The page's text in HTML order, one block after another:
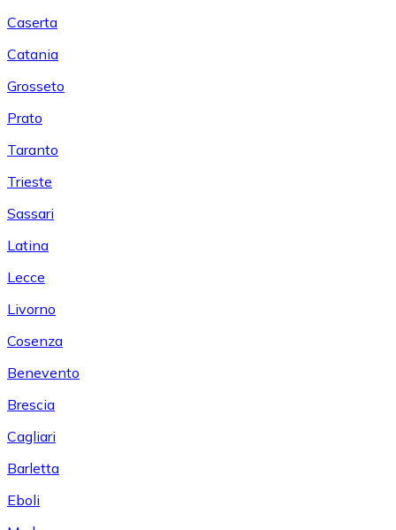
Caserta
Catania
Grosseto
Prato
Taranto
Trieste
Sassari
Latina
Lecce
Livorno
Cosenza
Benevento
Brescia
Cagliari
Barletta
Eboli